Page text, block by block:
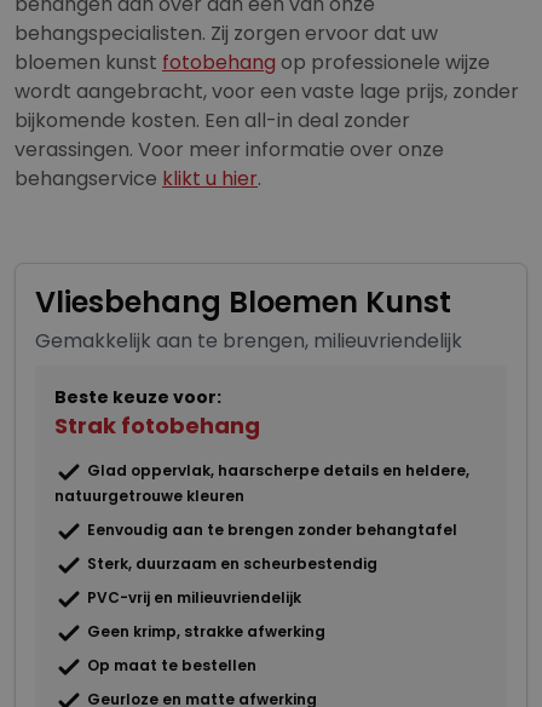
behangspecialisten. Zij zorgen ervoor dat uw
bloemen kunst fotobehang op professionele wijze
wordt aangebracht, voor een vaste lage prijs, zonder
bijkomende kosten. Een all-in deal zonder
verassingen. Voor meer informatie over onze
behangservice klikt u hier.
Vliesbehang Bloemen Kunst
Gemakkelijk aan te brengen, milieuvriendelijk
Beste keuze voor:
Strak fotobehang
Glad oppervlak, haarscherpe details en heldere,
natuurgetrouwe kleuren
Eenvoudig aan te brengen zonder behangtafel
Sterk, duurzaam en scheurbestendig
PVC-vrij en milieuvriendelijk
Geen krimp, strakke afwerking
Op maat te bestellen
Geurloze en matte afwerking